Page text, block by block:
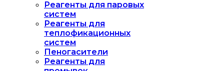
Реагенты для паровых
систем
Реагенты для
теплофикационных
систем
Пеногасители
Реагенты для